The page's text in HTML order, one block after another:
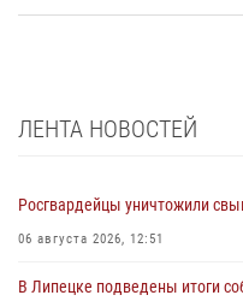
ЛЕНТА НОВОСТЕЙ
Росгвардейцы уничтожили
06 августа 2026, 12:51
В Липецке подведены итоги